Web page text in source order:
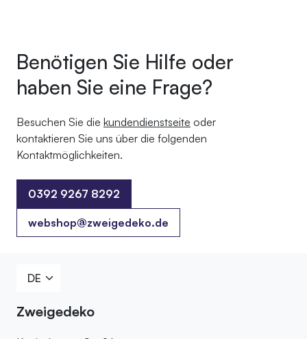
Benötigen Sie Hilfe oder
haben Sie eine Frage?
Besuchen Sie die kundendienstseite oder
kontaktieren Sie uns über die folgenden
Kontaktmöglichkeiten.
0392 9267 8292
0392 9267 8292
webshop@zweigedeko.de
Zweigedeko